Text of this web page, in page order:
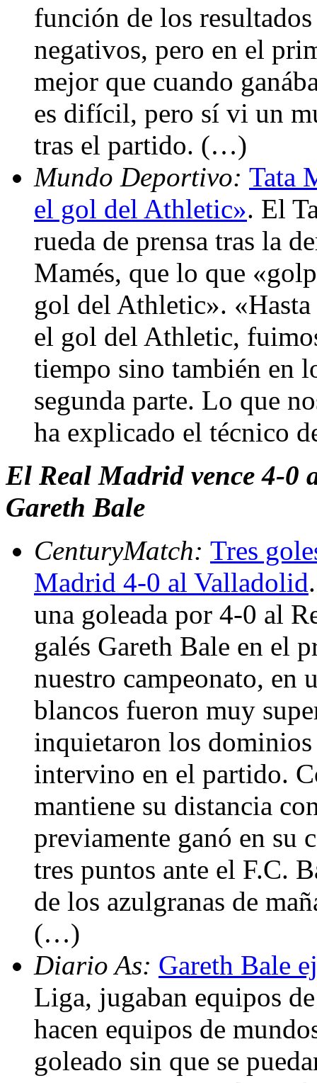
función de los
negativos, pero en el
mejor que cuando
es difícil, pero sí vi un
tras el partido. (…)
Mundo Deportivo: Tata
el gol del Athletic». El
rueda de prensa tras la
Mamés, que lo que
gol del Athletic».
el gol del Athletic,
tiempo sino también en
segunda parte. Lo que
ha explicado el técnico
El Real Madrid vence 4-0
Gareth Bale
CenturyMatch: Tres
Madrid 4-0 al Valladolid
una goleada por 4-0 al
galés Gareth Bale en el
nuestro campeonato, en
blancos fueron muy
inquietaron los
intervino en el partido.
mantiene su distancia
previamente ganó en su
tres puntos ante el F.C.
de los azulgranas de
(…)
Diario As: Gareth Bale
Liga, jugaban equipos
hacen equipos de
goleado sin que se